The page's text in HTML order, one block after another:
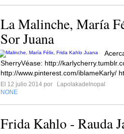
La Malinche, María
Sor Juana
SherryVéase: http://
http://www.pinterest.com/iblameKarly/
El 12 julio 2014 por
Lapolakadelnopal
NONE
Frida Kahlo - Rauda